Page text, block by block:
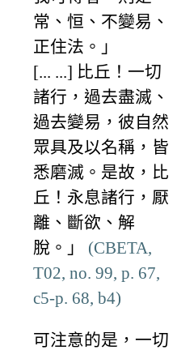
常、恒、不變易、
正住法。」
[... ...] 比丘！一切
諸行，過去盡滅、
過去變易，彼自然
眾具及以名稱，皆
悉磨滅。是故，比
丘！永息諸行，厭
離、斷欲、解
脫。」 (CBETA,
T02, no. 99, p. 67,
c5-p. 68, b4)
可注意的是，一切